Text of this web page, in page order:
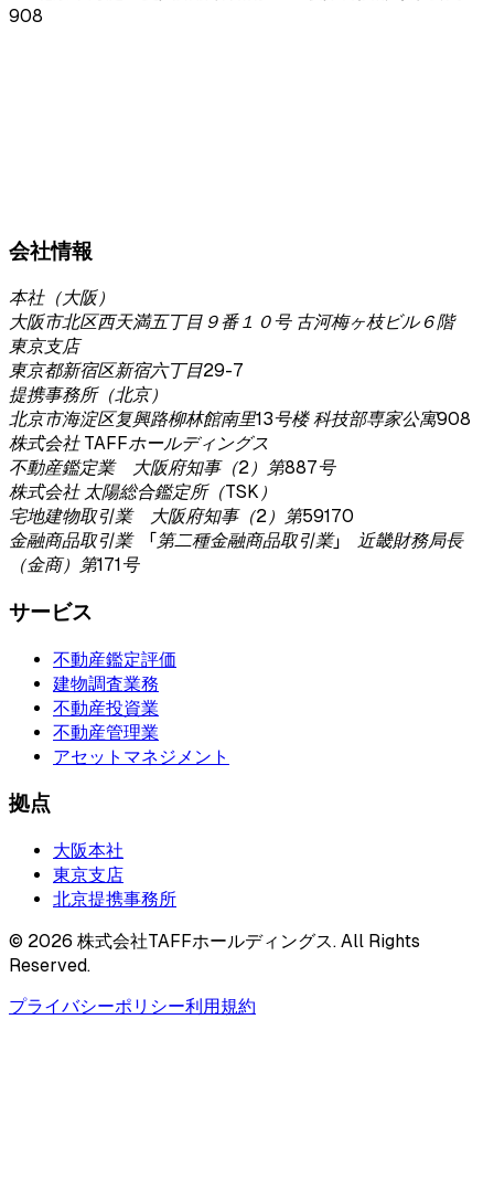
908
会社情報
本社（大阪）
大阪市北区西天満五丁目９番１０号 古河梅ヶ枝ビル６階
東京支店
東京都新宿区新宿六丁目29-7
提携事務所（北京）
北京市海淀区复興路柳林館南里13号楼 科技部専家公寓908
株式会社 TAFFホールディングス
不動産鑑定業 大阪府知事（2）第887号
株式会社 太陽総合鑑定所（TSK）
宅地建物取引業 大阪府知事（2）第59170
金融商品取引業 「第二種金融商品取引業」 近畿財務局長
（金商）第171号
サービス
不動産鑑定評価
建物調査業務
不動産投資業
不動産管理業
アセットマネジメント
拠点
大阪本社
東京支店
北京提携事務所
© 2026 株式会社TAFFホールディングス. All Rights
Reserved.
プライバシーポリシー利用規約